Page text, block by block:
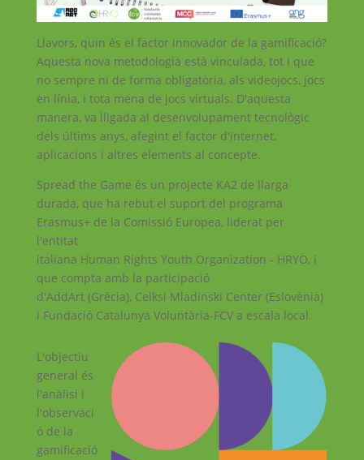
Llavors, quin és el factor innovador de la gamificació?
Aquesta nova metodologia està vinculada, tot i que
no sempre ni de forma obligatòria, als videojocs, jocs
en línia, i tota mena de jocs virtuals. D'aquesta
manera, va lligada al desenvolupament tecnològic
dels últims anys, afegint el factor d'internet,
aplicacions i altres elements al concepte.
Spread the Game és un projecte KA2 de llarga
durada, que ha rebut el suport del programa
Erasmus+ de la Comissió Europea, liderat per
l'entitat
italiana Human Rights Youth Organization - HRYO, i
que compta amb la participació
d'AddArt (Grècia), Celksi Mladinski Center (Eslovènia)
i Fundació Catalunya Voluntària-FCV a escala local.
L'objectiu
general és
l'anàlisi i
l'observaci
ó de la
gamificació